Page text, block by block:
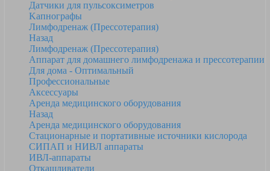
Датчики для пульсоксиметров
Kапнографы
Лимфодренаж (Прессотерапия)
Назад
Лимфодренаж (Прессотерапия)
Аппарат для домашнего лимфодренажа и прессотерапии
Для дома - Оптимальный
Профессиональные
Аксессуары
Аренда медицинского оборудования
Назад
Аренда медицинского оборудования
Стационарные и портативные источники кислорода
СИПАП и НИВЛ аппараты
ИВЛ-аппараты
Откашливатели